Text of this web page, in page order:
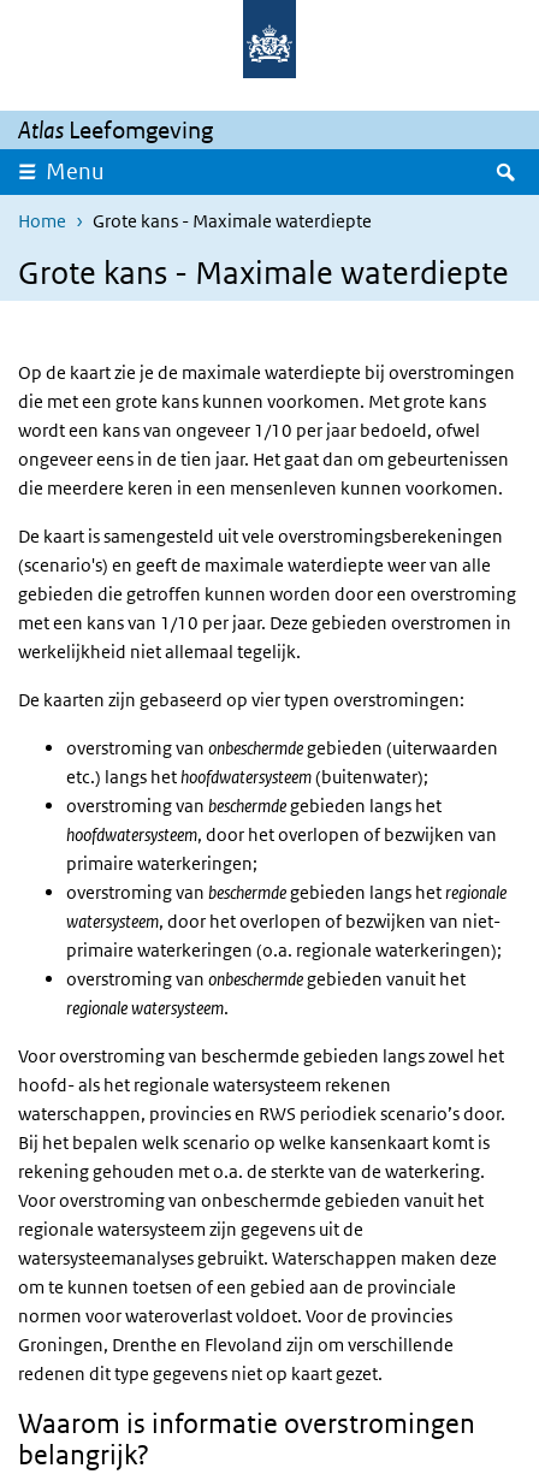
Overslaan en naar de inhoud gaan
Atlas Leefomgeving
Menu
Home Grote kans - Maximale waterdiepte
Grote kans - Maximale waterdiepte
Op de kaart zie je de maximale waterdiepte bij overstromingen
die met een grote kans kunnen voorkomen. Met grote kans
wordt een kans van ongeveer 1/10 per jaar bedoeld, ofwel
ongeveer eens in de tien jaar. Het gaat dan om gebeurtenissen
die meerdere keren in een mensenleven kunnen voorkomen.
De kaart is samengesteld uit vele overstromingsberekeningen
(scenario's) en geeft de maximale waterdiepte weer van alle
gebieden die getroffen kunnen worden door een overstroming
met een kans van 1/10 per jaar. Deze gebieden overstromen in
werkelijkheid niet allemaal tegelijk.
De kaarten zijn gebaseerd op vier typen overstromingen:
overstroming van onbeschermdegebieden (uiterwaarden
etc.) langs hethoofdwatersysteem(buitenwater);
overstroming van beschermdegebieden langs het
hoofdwatersysteem, door het overlopen of bezwijken van
primaire waterkeringen;
overstroming van beschermdegebieden langs hetregionale
watersysteem, door het overlopen of bezwijken van niet-
primaire waterkeringen (o.a. regionale waterkeringen);
overstroming van onbeschermdegebieden vanuit het
regionale watersysteem.
Voor overstroming van beschermde gebieden langs zowel het
hoofd- als het regionale watersysteem rekenen
waterschappen, provincies en RWS periodiek scenario’s door.
Bij het bepalen welk scenario op welke kansenkaart komt is
rekening gehouden met o.a. de sterkte van de waterkering.
Voor overstroming van onbeschermde gebieden vanuit het
regionale watersysteem zijn gegevens uit de
watersysteemanalyses gebruikt. Waterschappen maken deze
om te kunnen toetsen of een gebied aan de provinciale
normen voor wateroverlast voldoet. Voor de provincies
Groningen, Drenthe en Flevoland zijn om verschillende
redenen dit type gegevens niet op kaart gezet.
Waarom is informatie overstromingen
belangrijk?